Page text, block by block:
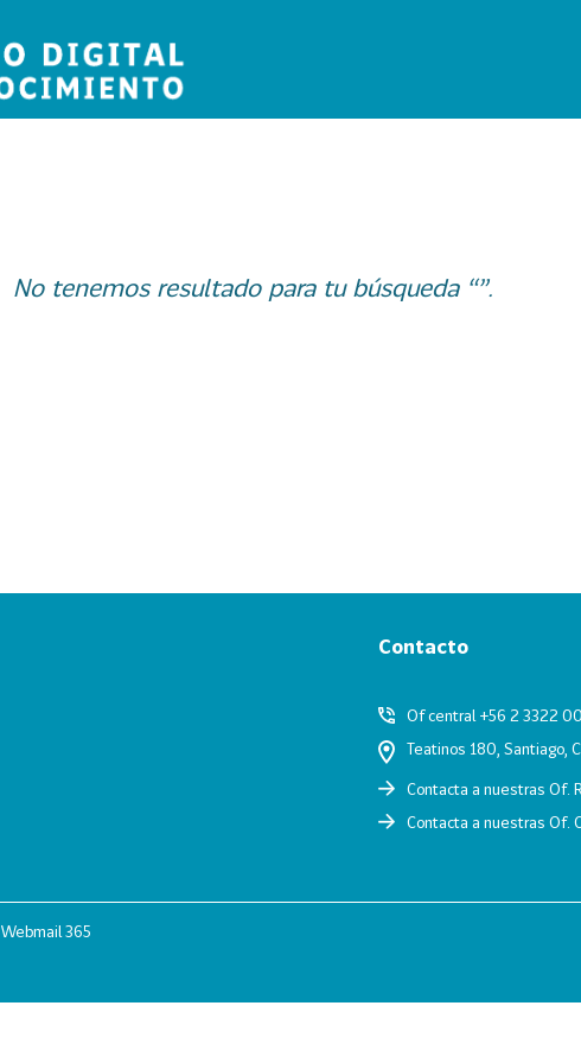
No tenemos resultado para tu búsqueda “”.
Contacto
Of central +56 2 3322
Teatinos 180, Santiago,
Contacta a nuestras Of.
Contacta a nuestras Of.
Webmail 365